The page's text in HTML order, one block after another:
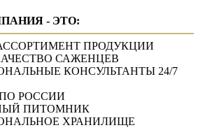
- ЭТО:
ПРОДУКЦИИ
САЖЕНЦЕВ
КОНСУЛЬТАНТЫ 24/7
РОССИИ
ПИТОМНИК
ХРАНИЛИЩЕ